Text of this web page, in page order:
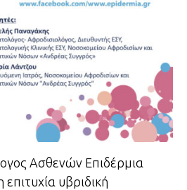
Ασθενών Επιδέρμια
υβριδική